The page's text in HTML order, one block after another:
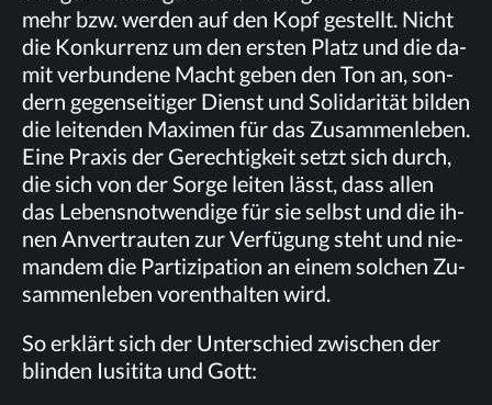
mehr bzw. wer­den auf den Kopf ge­stellt. Nicht
die Kon­kur­renz um den ers­ten Platz und die da­
mit ver­bun­de­ne Macht ge­ben den Ton an, son­
dern ge­gen­sei­ti­ger Dienst und So­li­da­ri­tät bil­den
die lei­ten­den Ma­xi­men für das Zu­sam­men­le­ben.
Eine Pra­xis der Ge­rech­tig­keit setzt sich durch,
die sich von der Sor­ge lei­ten lässt, dass al­len
das Le­bens­not­wen­di­ge für sie selbst und die ih­
nen An­ver­trau­ten zur Ver­fü­gung steht und nie­
man­dem die Par­ti­zi­pa­ti­on an ei­nem sol­chen Zu­
sam­men­le­ben vor­ent­hal­ten wird.
So er­klärt sich der Un­ter­schied zwi­schen der
blin­den Iu­si­ti­ta und Gott: